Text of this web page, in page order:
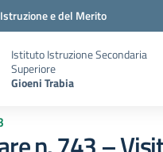
e del Merito
Istituto Istruzione Secondaria
Superiore
Gioeni Trabia